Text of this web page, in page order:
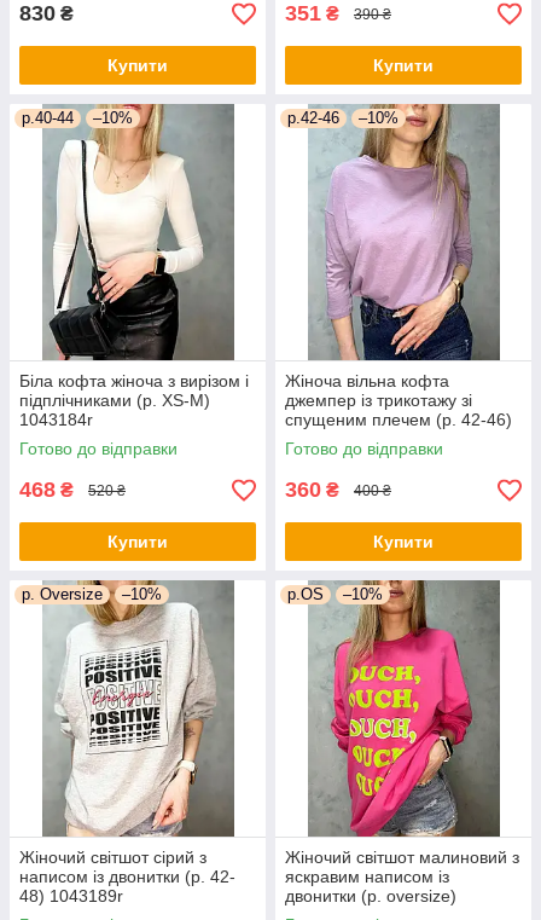
830 ₴
Купити
351 ₴ 390 ₴
Купити
р.40-44 –10%
Біла кофта жіноча з вирізом і
підплічниками (р. XS-M)
1043184r
Готово до відправки
468 ₴ 520 ₴
Купити
р.42-46 –10%
Жіноча вільна кофта
джемпер із трикотажу зі
спущеним плечем (р. 42-46)
1043188r
Готово до відправки
360 ₴ 400 ₴
Купити
р. Oversize –10%
Жіночий світшот сірий з
написом із двонитки (р. 42-
48) 1043189r
р.OS –10%
Жіночий світшот малиновий з
яскравим написом із
двонитки (р. oversize)
1043190r